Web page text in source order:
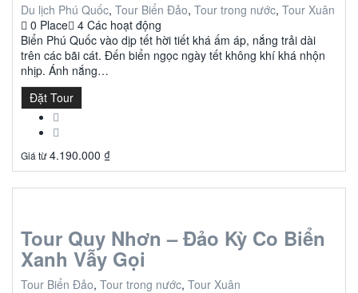
Du lịch Phú Quốc, Tour Biển Đảo, Tour trong nước, Tour Xuân
0 Place 4 Các hoạt động
Biển Phú Quốc vào dịp tết hời tiết khá ấm áp, nắng trải dài
trên các bãi cát. Đến biển ngọc ngày tết không khí khá nhộn
nhịp. Ánh nắng…
Đặt Tour
Giá từ 4.190.000 ₫
Tour Quy Nhơn – Đảo Kỳ Co Biển
Xanh Vẫy Gọi
Tour Biển Đảo, Tour trong nước, Tour Xuân